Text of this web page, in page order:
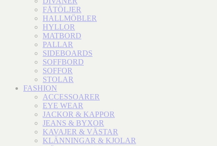
FÅTÖLJER
HALLMÖBLER
HYLLOR
MATBORD
PALLAR
SIDEBOARDS
SOFFBORD
SOFFOR
STOLAR
FASHION
ACCESSOARER
EYE WEAR
JACKOR & KAPPOR
JEANS & BYXOR
KAVAJER & VÄSTAR
KLÄNNINGAR & KJOLAR